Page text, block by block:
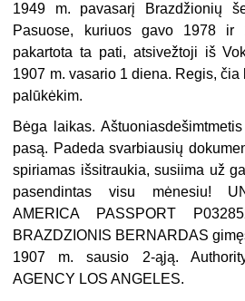
1949 m. pavasarį Brazdžionių
Pasuose, kuriuos gavo 1978 ir
pakartota ta pati, atsivežtoji iš
1907 m. vasario 1 diena. Regis,
palūkėkim.
Bėga laikas.
pasą. Padeda svarbiausių
spiriamas išsitraukia, susiima už
pasendintas visu mėnesiu!
AMERICA PASSPORT
BRAZDZIONIS BERNARDAS
1907 m. sausio 2-ąją.
AGENCY LOS ANGELES.